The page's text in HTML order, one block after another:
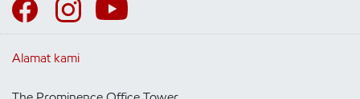
Alamat kami